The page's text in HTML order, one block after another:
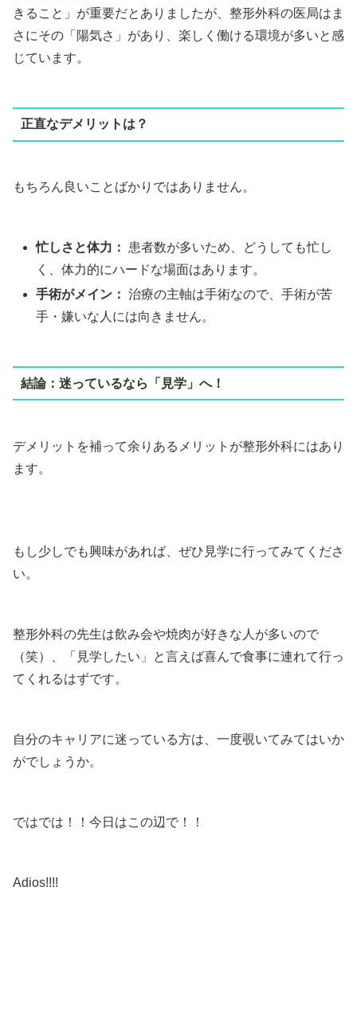
きること」が重要だとありましたが、整形外科の医局はま
さにその「陽気さ」があり、楽しく働ける環境が多いと感
じています。
正直なデメリットは？
もちろん良いことばかりではありません。
忙しさと体力：
患者数が多いため、どうしても忙し
く、体力的にハードな場面はあります。
手術がメイン： 治療の主軸は手術なので、手術が苦
手・嫌いな人には向きません。
結論：迷っているなら「見学」へ！
デメリットを補って余りあるメリットが整形外科にはあり
ます。
もし少しでも興味があれば、ぜひ見学に行ってみてくださ
い。
整形外科の先生は飲み会や焼肉が好きな人が多いので
（笑）、「見学したい」と言えば喜んで食事に連れて行っ
てくれるはずです。
自分のキャリアに迷っている方は、一度覗いてみてはいか
がでしょうか。
ではでは！！今日はこの辺で！！
Adios!!!!